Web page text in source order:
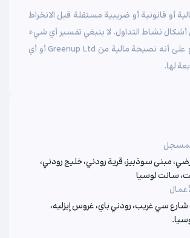
مبنى سوذبيز، قرية رودني، خليج رودني،
سانت لوسيا
5، شارع سي غريب، رودني باي، غروس إيزليه،
أو قانونية أو ضريبية مستقلة قبل الانخراط
نشاط التداول. لا ينبغي تفسير أي شيء
على هذا الموقع على أنه نصيحة مالية من Greenup Ltd أو أي
لها.